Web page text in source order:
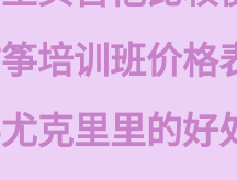
培训班价格
克里里的好